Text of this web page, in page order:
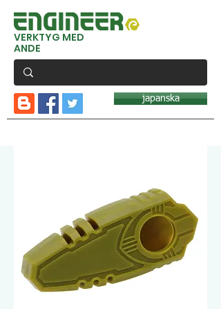
VERKTYG MED
ANDE
japanska